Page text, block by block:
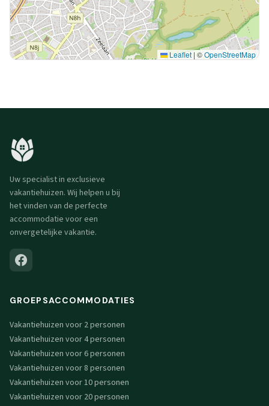
Leaflet | ©OpenStreetMap
Uw specialist in exclusieve
vakantiehuizen. Wij helpen u bij
het vinden van de perfecte
accommodatie voor een
onvergetelijke vakantie.
GROEPSACCOMMODATIES
Vakantiehuizen voor 2 personen
Vakantiehuizen voor 4 personen
Vakantiehuizen voor 6 personen
Vakantiehuizen voor 8 personen
Vakantiehuizen voor 10 personen
Vakantiehuizen voor 20 personen